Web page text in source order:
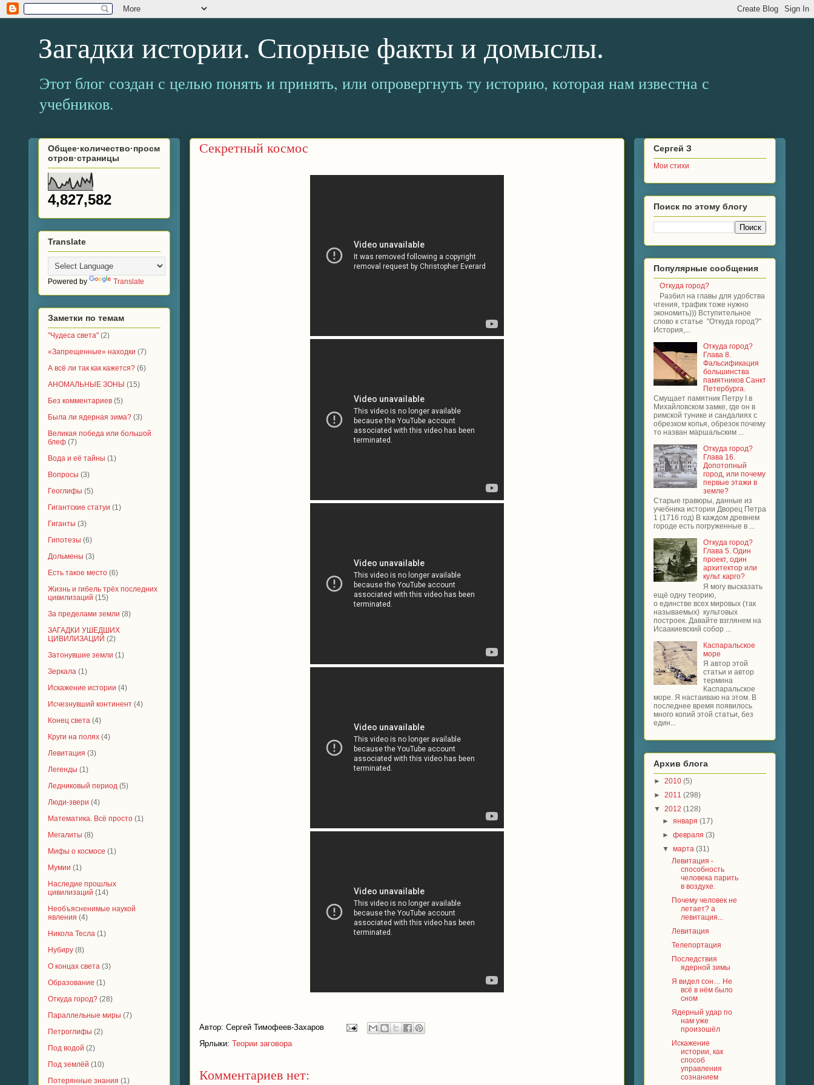
Загадки истории. Спорные факты и домыслы.
Этот блог создан с целью понять и принять, или опровергнуть ту историю, которая нам известна с
учебников.
Секретный космос
Автор: Сергей Тимофеев-Захаров
Ярлыки: Теории заговора
Комментариев нет:
Общее·количество·просм
отров·страницы
4,827,582
Translate
Powered by Translate
Заметки по темам
"Чудеса света" (2)
«Запрещенные» находки (7)
А всё ли так как кажется? (6)
АНОМАЛЬНЫЕ ЗОНЫ (15)
Без комментариев (5)
Была ли ядерная зима? (3)
Великая победа или большой
блеф (7)
Вода и её тайны (1)
Вопросы (3)
Геоглифы (5)
Гигантские статуи (1)
Гиганты (3)
Гипотезы (6)
Дольмены (3)
Есть такое место (6)
Жизнь и гибель трёх последних
цивилизаций (15)
За пределами земли (8)
ЗАГАДКИ УШЕДШИХ
ЦИВИЛИЗАЦИЙ (2)
Затонувшие земли (1)
Зеркала (1)
Искажение истории (4)
Исчезнувший континент (4)
Конец света (4)
Круги на полях (4)
Левитация (3)
Легенды (1)
Ледниковый период (5)
Люди-звери (4)
Математика. Всё просто (1)
Мегалиты (8)
Мифы о космосе (1)
Мумии (1)
Наследие прошлых
цивилизаций (14)
Необъясненимые наукой
явления (4)
Николa Тесла (1)
Нубиру (8)
О концах света (3)
Образование (1)
Откуда город? (28)
Параллельные миры (7)
Петроглифы (2)
Под водой (2)
Под землёй (10)
Потерянные знания (1)
Сергей З
Мои стихи
Поиск по этому блогу
Популярные сообщения
Откуда город?
Разбил на главы для удобства
чтения, трафик тоже нужно
экономить))) Вступительное
слово к статье "Откуда город?"
История,...
Откуда город?
Глава 8.
Фальсификация
большинства
памятников Санкт
Петербурга.
Смущает памятник Петру I в
Михайловском замке, где он в
римской тунике и сандалиях с
обрезком копья, обрезок почему
то назван маршальским ...
Откуда город?
Глава 16.
Допотопный
город, или почему
первые этажи в
земле?
Старые гравюры, данные из
учебника истории Дворец Петра
1 (1716 год) В каждом древнем
городе есть погруженные в ...
Откуда город?
Глава 5. Один
проект, один
архитектор или
культ карго?
Я могу высказать
ещё одну теорию,
о единстве всех мировых (так
называемых) культовых
построек. Давайте взглянем на
Исаакиевский собор ...
Каспаральское
море
Я автор этой
статьи и автор
термина
Каспаральское
море. Я настаиваю на этом. В
последнее время появилось
много копий этой статьи, без
един...
Архив блога
► 2010 (5)
► 2011 (298)
▼ 2012 (128)
►января(17)
►февраля(3)
▼марта(31)
Левитация -
способность
человека парить
в воздухе.
Почему человек не
летает? а
левитация...
Левитация
Телепортация
Последствия
ядерной зимы
Я видел сон… Не
всё в нём было
сном
Ядерный удар по
нам уже
произошёл
Искажение
истории, как
способ
управления
сознанием